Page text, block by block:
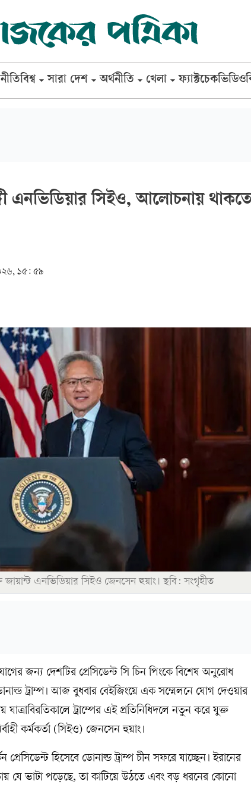
বিশ্ব সারা দেশ অর্থনীতি খেলা ফ্যাক্টচেকভিডিও
এনভিডিয়ার সিইও, আলোচনায়
১৫: ৫৯
জায়ান্ট এনভিডিয়ার সিইও জেনসেন হুয়াং। ছবি: সংগৃহীত
জন্য দেশটির প্রেসিডেন্ট সি চিন পিংকে বিশেষ অনুরোধ
ট্রাম্প। আজ বুধবার বেইজিংয়ে এক সম্মেলনে যোগ দেওয়ার
ট্রাম্পের এই প্রতিনিধিদলে নতুন করে যুক্ত
কর্মকর্তা (সিইও) জেনসেন হুয়াং।
হিসেবে ডোনাল্ড ট্রাম্প চীন সফরে যাচ্ছেন। ইরানের
যে ভাটা পড়েছে, তা কাটিয়ে উঠতে এবং বড় ধরনের কোনো